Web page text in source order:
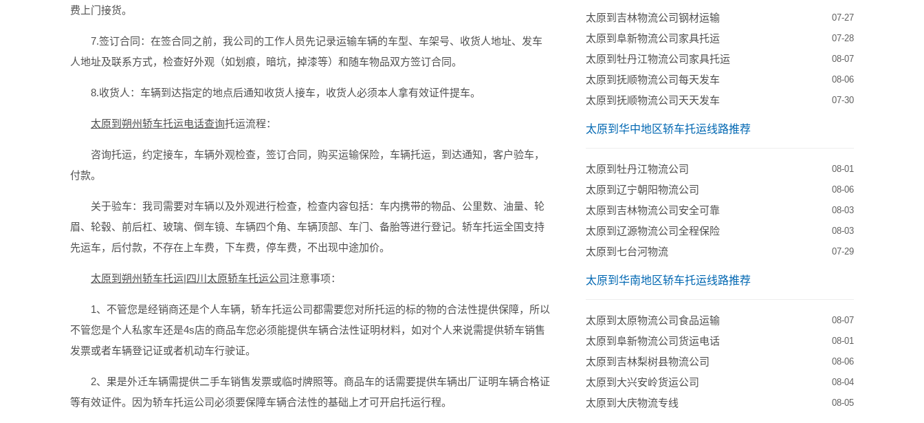
费上门接货。
7.签订合同：在签合同之前，我公司的工作人员先记录运输车辆的车型、车架号、收货人地址、发车
人地址及联系方式，检查好外观（如划痕，暗坑，掉漆等）和随车物品双方签订合同。
8.收货人：车辆到达指定的地点后通知收货人接车，收货人必须本人拿有效证件提车。
太原到朔州轿车托运电话查询托运流程：
咨询托运，约定接车，车辆外观检查，签订合同，购买运输保险，车辆托运，到达通知，客户验车，
付款。
关于验车：我司需要对车辆以及外观进行检查，检查内容包括：车内携带的物品、公里数、油量、轮
眉、轮毂、前后杠、玻璃、倒车镜、车辆四个角、车辆顶部、车门、备胎等进行登记。轿车托运全国支持
先运车，后付款，不存在上车费，下车费，停车费，不出现中途加价。
太原到朔州轿车托运|四川太原轿车托运公司注意事项：
1、不管您是经销商还是个人车辆，轿车托运公司都需要您对所托运的标的物的合法性提供保障，所以
不管您是个人私家车还是4s店的商品车您必须能提供车辆合法性证明材料，如对个人来说需提供轿车销售
发票或者车辆登记证或者机动车行驶证。
2、果是外迁车辆需提供二手车销售发票或临时牌照等。商品车的话需要提供车辆出厂证明车辆合格证
等有效证件。因为轿车托运公司必须要保障车辆合法性的基础上才可开启托运行程。
太原到吉林物流公司钢材运输 07-27
​太原到阜新物流公司家具托运 07-28
太原到牡丹江物流公司家具托运 08-07
太原到抚顺物流公司每天发车 08-06
太原到抚顺物流公司天天发车 07-30
太原到华中地区轿车托运线路推荐
太原到牡丹江物流公司 08-01
太原到辽宁朝阳物流公司 08-06
太原到吉林物流公司安全可靠 08-03
太原到辽源物流公司全程保险 08-03
太原到七台河物流 07-29
太原到华南地区轿车托运线路推荐
太原到太原物流公司食品运输 08-07
​太原到阜新物流公司货运电话 08-01
太原到吉林梨树县物流公司 08-06
太原到大兴安岭货运公司 08-04
太原到大庆物流专线 08-05